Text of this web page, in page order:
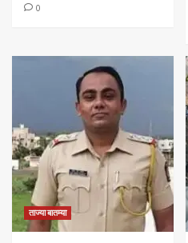
0
ताज्या बातम्या